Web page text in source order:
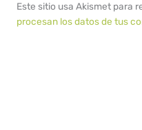
Este sitio usa Akismet para
procesan los datos de tus